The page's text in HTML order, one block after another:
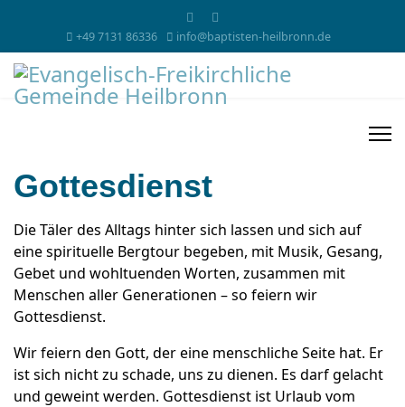
+49 7131 86336 info@baptisten-heilbronn.de
Gottesdienst
Die Täler des Alltags hinter sich lassen und sich auf
eine spirituelle Bergtour begeben, mit Musik, Gesang,
Gebet und wohltuenden Worten, zusammen mit
Menschen aller Generationen – so feiern wir
Gottesdienst.
Wir feiern den Gott, der eine menschliche Seite hat. Er
ist sich nicht zu schade, uns zu dienen. Es darf gelacht
und geweint werden. Gottesdienst ist Urlaub vom